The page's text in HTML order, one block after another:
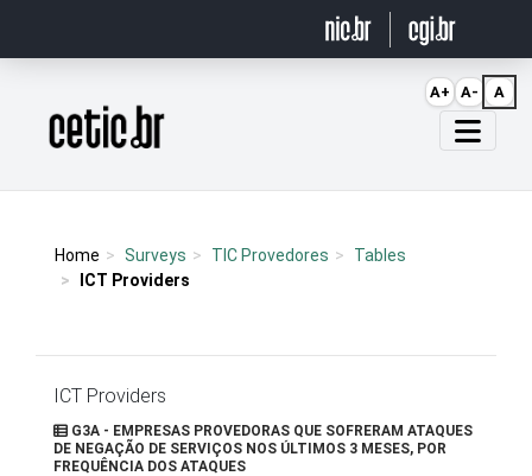
Página inicial
Home Surveys TIC Provedores
Tables
ICT Providers
ICT Providers
G3A - EMPRESAS PROVEDORAS QUE SOFRERAM ATAQUES
DE NEGAÇÃO DE SERVIÇOS NOS ÚLTIMOS 3 MESES, POR
FREQUÊNCIA DOS ATAQUES
A+ A- A